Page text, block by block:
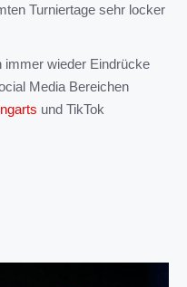
Turniertage sehr locker
immer wieder Eindrücke
Media Bereichen
und TikTok